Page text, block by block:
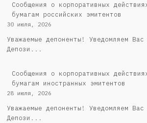
Cообщения о корпоративных
бумагам российских эмитентов
30 июля, 2026
Уважаемые депоненты! Уведомляем
Депози...
Сообщения о корпоративных
бумагам иностранных эмитентов
28 июля, 2026
Уважаемые депоненты! Уведомляем
Депози...